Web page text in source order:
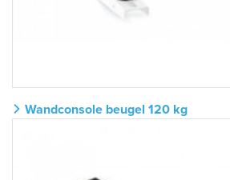
Wandconsole beugel 120 kg